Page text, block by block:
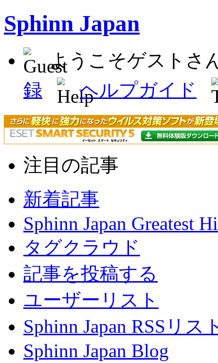
Sphinn Japan
ようこそゲスト
録
ヘルプガイド
注目の記事
新着記事
Sphinn Japan Greatest
タグクラウド
記事を投稿する
ユーザーリスト
Sphinn Japan RSSリス
Sphinn Japan Blog